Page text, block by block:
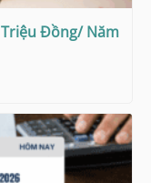
Đồng/ Năm